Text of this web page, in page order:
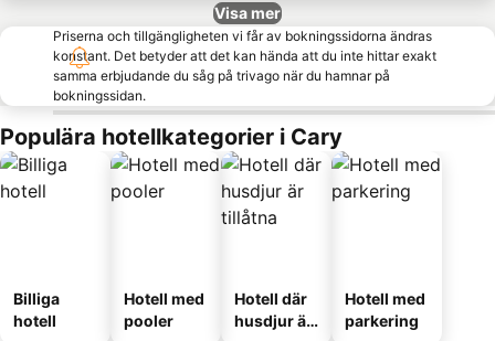
Visa mer
Priserna och tillgängligheten vi får av bokningssidorna ändras
konstant. Det betyder att det kan hända att du inte hittar exakt
samma erbjudande du såg på trivago när du hamnar på
bokningssidan.
Populära hotellkategorier i Cary
Billiga
hotell
Hotell med
pooler
Hotell där
husdjur är
Hotell med
parkering